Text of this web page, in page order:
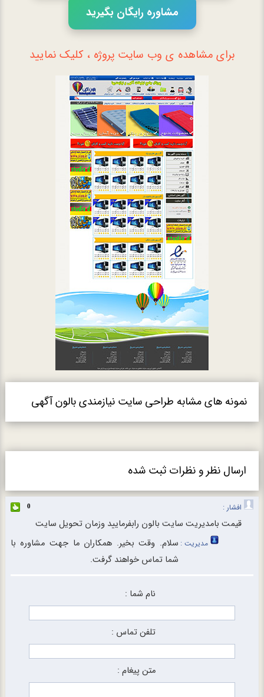
مشاوره رایگان بگیرید
برای مشاهده ی وب سایت پروژه ، کلیک نمایید
نمونه های مشابه طراحی سایت نیازمندی بالون آگهی
ارسال نظر و نظرات ثبت شده
افشار : 0
قيمت بامديريت سايت بالون رابفرماييد وزمان تحويل سايت
مدیریت : سلام. وقت بخیر. همکاران ما جهت مشاوره با
شما تماس خواهند گرفت.
نام شما :
تلفن تماس :
متن پیغام :